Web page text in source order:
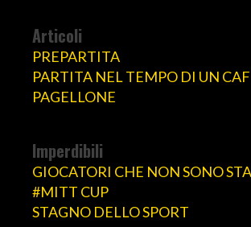
Articoli
PREPARTITA
PARTITA NEL TEMPO DI UN
PAGELLONE
Imperdibili
GIOCATORI CHE NON SONO
#MITT CUP
STAGNO DELLO SPORT